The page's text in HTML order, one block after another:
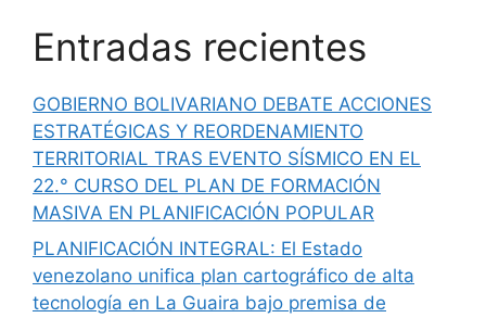
Entradas recientes
GOBIERNO BOLIVARIANO DEBATE ACCIONES
ESTRATÉGICAS Y REORDENAMIENTO
TERRITORIAL TRAS EVENTO SÍSMICO EN EL
22.° CURSO DEL PLAN DE FORMACIÓN
MASIVA EN PLANIFICACIÓN POPULAR
PLANIFICACIÓN INTEGRAL: El Estado
venezolano unifica plan cartográfico de alta
tecnología en La Guaira bajo premisa de